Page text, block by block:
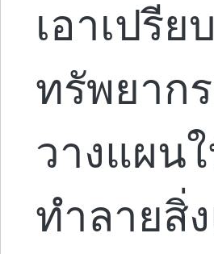
เอาเปรี
ทรัพยาก
วางแผน
ทำลายสิ่